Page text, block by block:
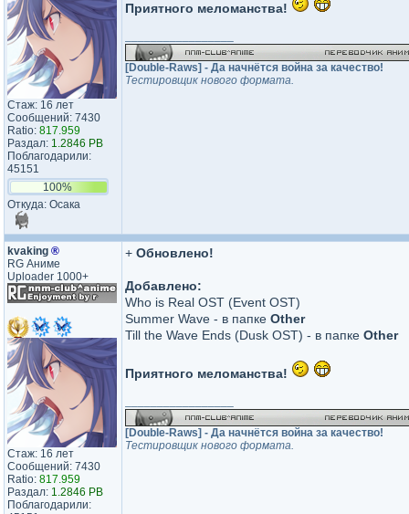
Стаж: 16 лет
Сообщений: 7430
Ratio: 817.959
Раздал: 1.2846 PB
Поблагодарили:
45151
100%
Откуда: Осака
Приятного меломанства!
[Double-Raws] - Да начнётся война за качество!
Тестировщик нового формата.
kvaking ®
RG Аниме
Uploader 1000+
Стаж: 16 лет
Сообщений: 7430
Ratio: 817.959
Раздал: 1.2846 PB
Поблагодарили:
+ Обновлено!
Добавлено:
Who is Real OST (Event OST)
Summer Wave - в папке Other
Till the Wave Ends (Dusk OST) - в папке Other
Приятного меломанства!
[Double-Raws] - Да начнётся война за качество!
Тестировщик нового формата.